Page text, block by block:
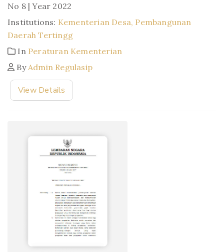
No 8 | Year 2022
Institutions: Kementerian Desa, Pembangunan
Daerah Tertingg
In Peraturan Kementerian
By Admin Regulasip
View Details